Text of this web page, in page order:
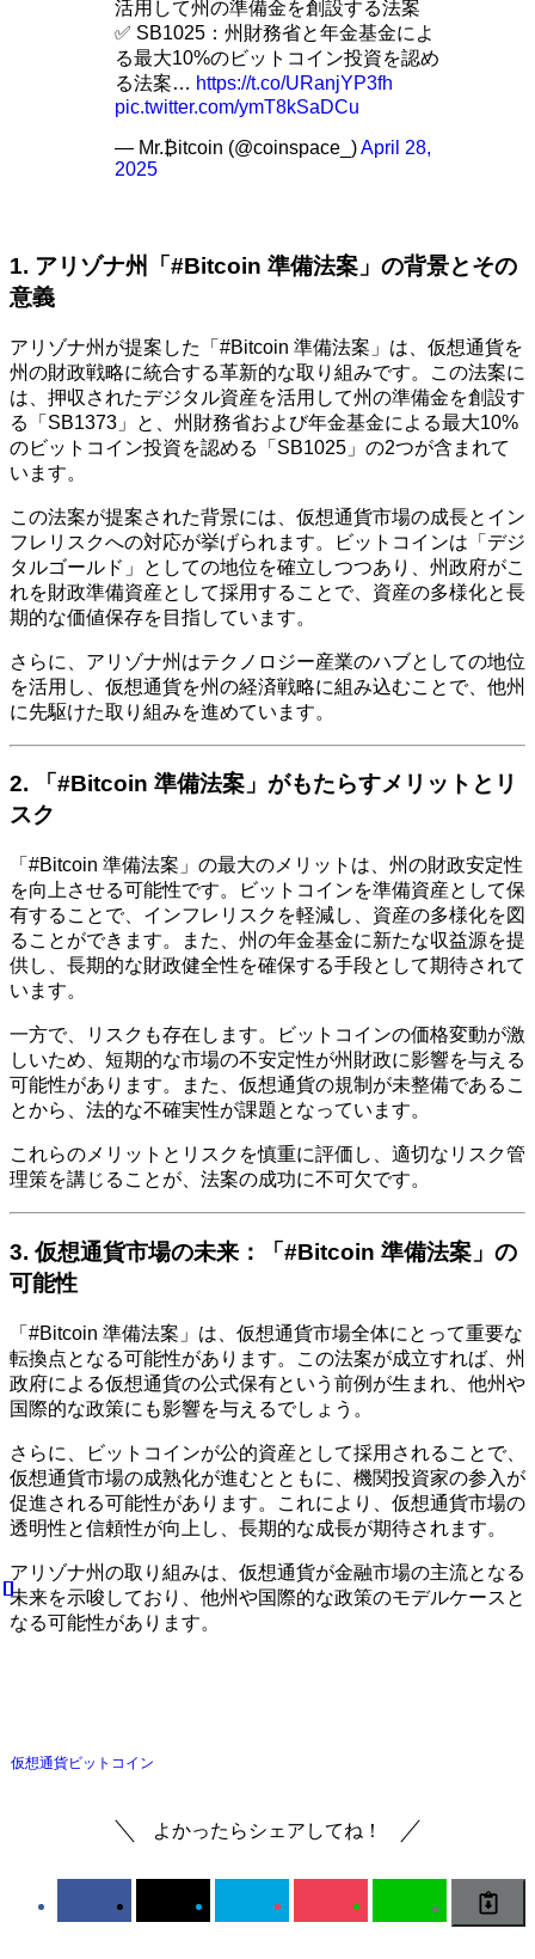
活用して州の準備金を創設する法案
✅ SB1025：州財務省と年金基金によ
る最大10%のビットコイン投資を認め
る法案… https://t.co/URanjYP3fh
pic.twitter.com/ymT8kSaDCu
— Mr.₿itcoin (@coinspace_)April 28,
2025
1. アリゾナ州「#Bitcoin 準備法案」の背景とその
意義
アリゾナ州が提案した「#Bitcoin 準備法案」は、仮想通貨を
州の財政戦略に統合する革新的な取り組みです。この法案に
は、押収されたデジタル資産を活用して州の準備金を創設す
る「SB1373」と、州財務省および年金基金による最大10%
のビットコイン投資を認める「SB1025」の2つが含まれて
います。
この法案が提案された背景には、仮想通貨市場の成長とイン
フレリスクへの対応が挙げられます。ビットコインは「デジ
タルゴールド」としての地位を確立しつつあり、州政府がこ
れを財政準備資産として採用することで、資産の多様化と長
期的な価値保存を目指しています。
さらに、アリゾナ州はテクノロジー産業のハブとしての地位
を活用し、仮想通貨を州の経済戦略に組み込むことで、他州
に先駆けた取り組みを進めています。
2. 「#Bitcoin 準備法案」がもたらすメリットとリ
スク
「#Bitcoin 準備法案」の最大のメリットは、州の財政安定性
を向上させる可能性です。ビットコインを準備資産として保
有することで、インフレリスクを軽減し、資産の多様化を図
ることができます。また、州の年金基金に新たな収益源を提
供し、長期的な財政健全性を確保する手段として期待されて
います。
一方で、リスクも存在します。ビットコインの価格変動が激
しいため、短期的な市場の不安定性が州財政に影響を与える
可能性があります。また、仮想通貨の規制が未整備であるこ
とから、法的な不確実性が課題となっています。
これらのメリットとリスクを慎重に評価し、適切なリスク管
理策を講じることが、法案の成功に不可欠です。
3. 仮想通貨市場の未来：「#Bitcoin 準備法案」の
可能性
「#Bitcoin 準備法案」は、仮想通貨市場全体にとって重要な
転換点となる可能性があります。この法案が成立すれば、州
政府による仮想通貨の公式保有という前例が生まれ、他州や
国際的な政策にも影響を与えるでしょう。
さらに、ビットコインが公的資産として採用されることで、
仮想通貨市場の成熟化が進むとともに、機関投資家の参入が
促進される可能性があります。これにより、仮想通貨市場の
透明性と信頼性が向上し、長期的な成長が期待されます。
アリゾナ州の取り組みは、仮想通貨が金融市場の主流となる
未来を示唆しており、他州や国際的な政策のモデルケースと
なる可能性があります。
仮想通貨ビットコイン
よかったらシェアしてね！